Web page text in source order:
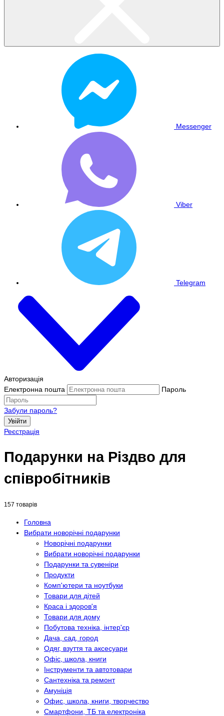
Messenger
Viber
Telegram
Авторизація
Електронна пошта
Пароль
Забули пароль?
Увійти
Реєстрація
Подарунки на Різдво для
співробітників
157 товарів
Головна
Вибрати новорічні подарунки
Новорічні подарунки
Вибрати новорічні подарунки
Подарунки та сувеніри
Продукти
Комп'ютери та ноутбуки
Товари для дітей
Краса і здоров'я
Товари для дому
Побутова техніка, інтер'єр
Дача, сад, город
Одяг, взуття та аксесуари
Офіс, школа, книги
Інструменти та автотовари
Сантехніка та ремонт
Амуніція
Офис, школа, книги, творчество
Смартфони, ТБ та електроніка